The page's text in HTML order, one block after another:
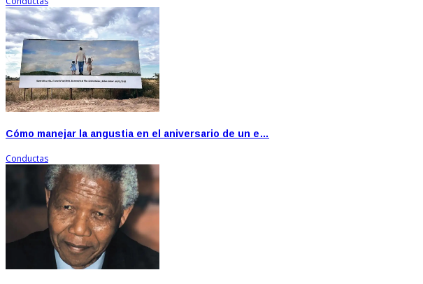
Cómo manejar la angustia en el aniversario de un e…
Conductas